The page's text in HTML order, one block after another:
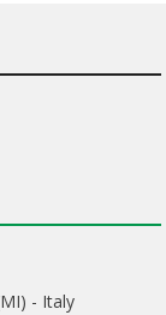
- Italy